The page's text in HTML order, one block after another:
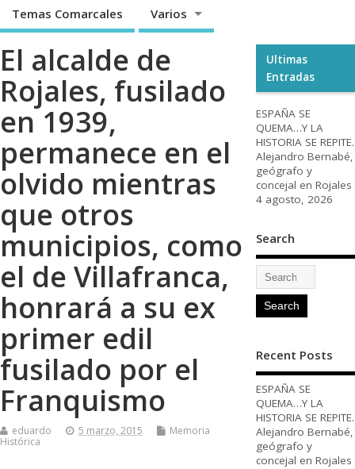
Temas Comarcales Varios
El alcalde de
Rojales, fusilado
en 1939,
permanece en el
olvido mientras
que otros
municipios, como
el de Villafranca,
honrará a su ex
primer edil
fusilado por el
Franquismo
eduardo 5 marzo, 2015
Memoria
Histórica
Ultimas
Entradas
ESPAÑA SE
QUEMA…Y LA
HISTORIA SE REPITE.
Alejandro Bernabé,
geógrafo y
concejal en Rojales
4 agosto, 2026
Search
Recent Posts
ESPAÑA SE
QUEMA…Y LA
HISTORIA SE REPITE.
Alejandro Bernabé,
geógrafo y
concejal en Rojales